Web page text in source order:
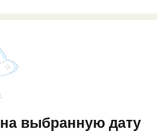
на выбранную дату